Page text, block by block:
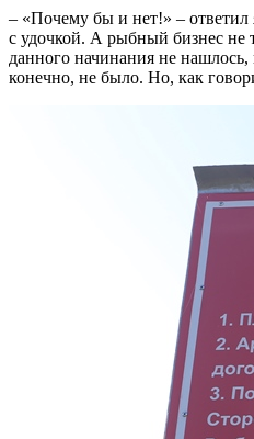
– «Почему бы и нет!» – ответил
с удочкой. А рыбный бизнес не
данного начинания не нашлось,
конечно, не было. Но, как